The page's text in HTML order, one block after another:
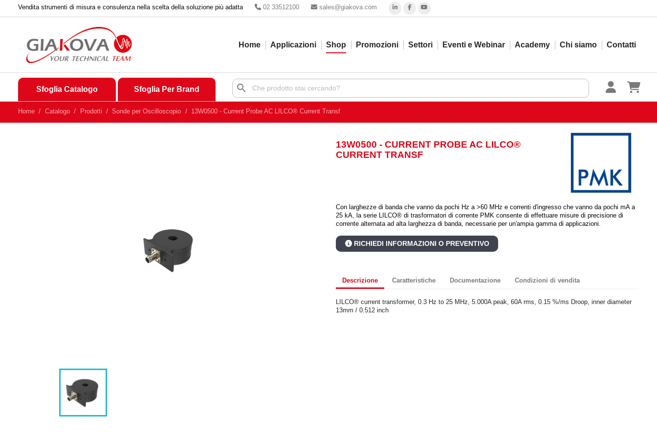
Vendita strumenti di misura e consulenza nella scelta della soluzione più adatta 02 33512100 sales@giakova.com
Home Applicazioni Shop Promozioni Settori Eventi e Webinar Academy Chi siamo Contatti
Sfoglia Catalogo Sfoglia Per Brand search
Home Catalogo Prodotti Sonde per Oscilloscopio 13W0500 - Current Probe AC LILCO® Current Transf
13W0500 - CURRENT PROBE AC LILCO®
CURRENT TRANSF
Con larghezze di banda che vanno da pochi Hz a >60 MHz e correnti d'ingresso che vanno da pochi mA a
25 kA, la serie LILCO® di trasformatori di corrente PMK consente di effettuare misure di precisione di
corrente alternata ad alta larghezza di banda, necessarie per un'ampia gamma di applicazioni.
RICHIEDI INFORMAZIONI O PREVENTIVO
Descrizione Caratteristiche Documentazione Condizioni di vendita
LILCO® current transformer, 0.3 Hz to 25 MHz, 5.000A peak, 60A rms, 0.15 %/ms Droop, inner diameter
13mm / 0.512 inch